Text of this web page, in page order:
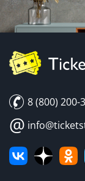
8 (800) 200-
@